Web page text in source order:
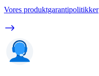
Vores produktgarantipolitikker